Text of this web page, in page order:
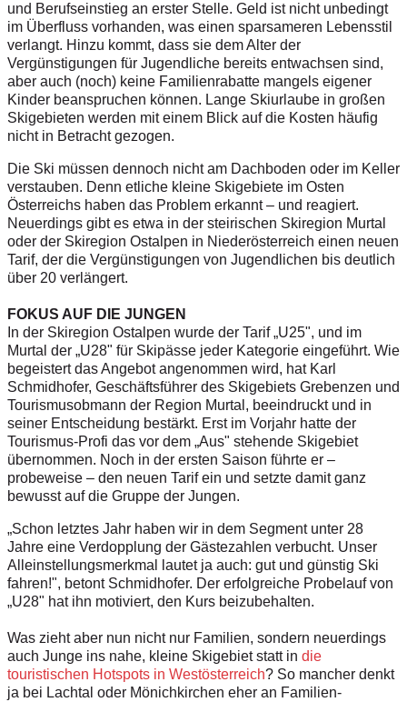
und Berufseinstieg an erster Stelle. Geld ist nicht unbedingt
im Überfluss vorhanden, was einen sparsameren Lebensstil
verlangt. Hinzu kommt, dass sie dem Alter der
Vergünstigungen für Jugendliche bereits entwachsen sind,
aber auch (noch) keine Familienrabatte mangels eigener
Kinder beanspruchen können. Lange Skiurlaube in großen
Skigebieten werden mit einem Blick auf die Kosten häufig
nicht in Betracht gezogen.
Die Ski müssen dennoch nicht am Dachboden oder im Keller
verstauben. Denn etliche kleine Skigebiete im Osten
Österreichs haben das Problem erkannt – und reagiert.
Neuerdings gibt es etwa in der steirischen Skiregion Murtal
oder der Skiregion Ostalpen in Niederösterreich einen neuen
Tarif, der die Vergünstigungen von Jugendlichen bis deutlich
über 20 verlängert.
FOKUS AUF DIE JUNGEN
In der Skiregion Ostalpen wurde der Tarif „U25", und im
Murtal der „U28" für Skipässe jeder Kategorie eingeführt. Wie
begeistert das Angebot angenommen wird, hat Karl
Schmidhofer, Geschäftsführer des Skigebiets Grebenzen und
Tourismusobmann der Region Murtal, beeindruckt und in
seiner Entscheidung bestärkt. Erst im Vorjahr hatte der
Tourismus-Profi das vor dem „Aus" stehende Skigebiet
übernommen. Noch in der ersten Saison führte er –
probeweise – den neuen Tarif ein und setzte damit ganz
bewusst auf die Gruppe der Jungen.
„Schon letztes Jahr haben wir in dem Segment unter 28
Jahre eine Verdopplung der Gästezahlen verbucht. Unser
Alleinstellungsmerkmal lautet ja auch: gut und günstig Ski
fahren!", betont Schmidhofer. Der erfolgreiche Probelauf von
„U28" hat ihn motiviert, den Kurs beizubehalten.
Was zieht aber nun nicht nur Familien, sondern neuerdings
auch Junge ins nahe, kleine Skigebiet statt in die
touristischen Hotspots in West­österreich? So mancher denkt
ja bei Lachtal oder Mönichkirchen eher an Familien-